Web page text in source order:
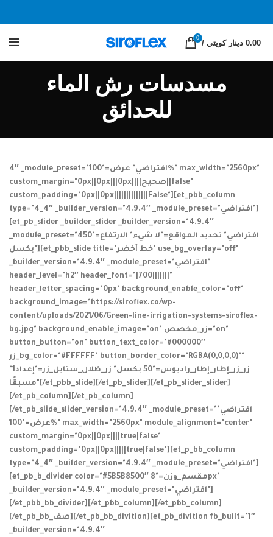
0
/ 0.00 دينار كويتي
مسدسات رش الماء
للحدائق
4″ _module_preset="افتراضي" عرض="100%" max_width="2560px"
custom_margin="0px||0px|||0px||||صحيح||false"
custom_padding="0px||0px||||||||||||||False"][et_pbb_column
type="4_4″ _builder_version="4.9.4″ _module_preset="افتراضي"]
[et_pb_slider _builder_slider _builder_version="4.9.4″
_module_preset="افتراضي" تحديد المواقع="لا شيء" الارتفاع="450
بكسل"][et_pbb_slide title="خط أخضر" use_bg_overlay="off"
_builder_version="4.9.4″ _module_preset="افتراضي"
header_level="h2″ header_font="|700|||||||"
header_letter_spacing="0px" background_enable_color="off"
background_image="https://siroflex.co/wp-
content/uploads/2021/06/Green-line-irrigation-systems-siroflex-
bg.jpg" background_enable_image="on" زر_مخصص="on"
button_button="on" button_text_color="#000000″
زر_bg_color="#FFFFFF" button_border_color="RGBA(0,0,0,0)""
زر_زر_إطار_إطار_راديوس="50 بكسل" زر_ظلال_ستايل_زر="إعداد1"
مسبقًا"[/et_pbb_slide][/et_pb_slider][/et_pb_slider_slider]
[/et_pb_column][/et_pb_column]
[/et_pb_slide_slider_version="4.9.4″ _module_preset="افتراضي"
عرض="100%" max_width="2560px" module_alignment="center"
custom_margin="0px||0px||||true|false"
custom_padding="0px||0px|||||true|false"][et_p_bb_column
type="4_4″ _builder_version="4.9.4″ _module_preset="افتراضي"]
[et_pb_b_divider color="#5B5B8500″ مقسم_وزن="8px"
_builder_version="4.9.4″ _module_preset="افتراضي"]
[/et_pbb_bb_divider][/et_pbb_column][/et_pbb_column]
[/et_pb_bb_صف][/et_pb_bb_divition][et_pb_divition fb_built="1″
_builder_version="4.9.4″